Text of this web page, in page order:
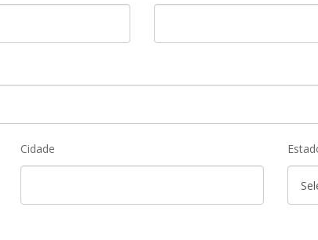
Cidade